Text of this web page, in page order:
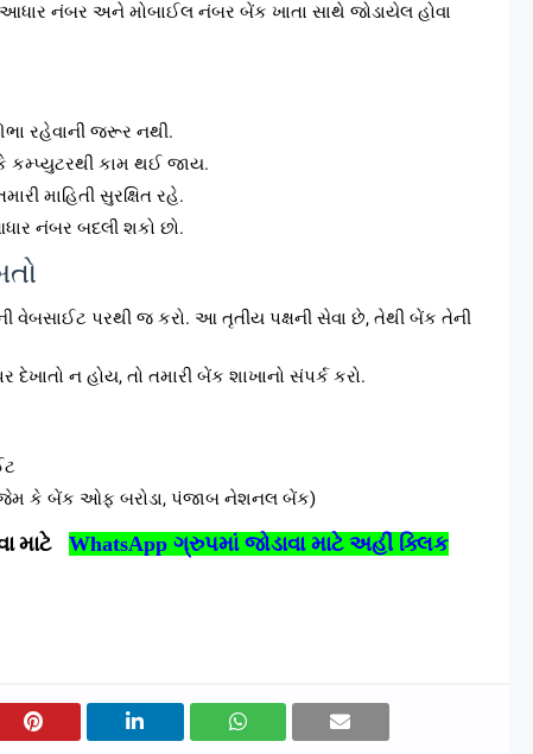
નંબર અને મોબાઈલ નંબર બેંક ખાતા સાથે જોડાયેલ હોવા
રહેવાની જરૂર નથી.
કમ્પ્યુટરથી કામ થઈ જાય.
માહિતી સુરક્ષિત રહે.
નંબર બદલી શકો છો.
વેબસાઈટ પરથી જ કરો. આ તૃતીય પક્ષની સેવા છે, તેથી બેંક તેની
દેખાતો ન હોય, તો તમારી બેંક શાખાનો સંપર્ક કરો.
કે બેંક ઓફ બરોડા, પંજાબ નેશનલ બેંક)
માટે WhatsApp ગ્રુપમાં જોડાવા માટે અહીં ક્લિક